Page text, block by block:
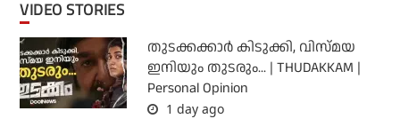
VIDEO STORIES
തുടക്കക്കാര്‍ കിടുക്കി, വിസ്മയ
ഇനിയും തുടരും... | THUDAKKAM |
Personal Opinion
1 day ago